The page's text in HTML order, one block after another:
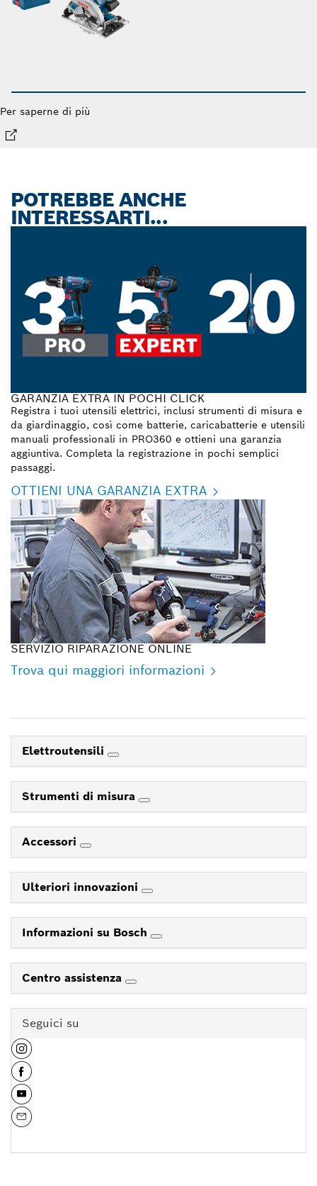
Per saperne di più
POTREBBE ANCHE
INTERESSARTI...
GARANZIA EXTRA IN POCHI CLICK
Registra i tuoi utensili elettrici, inclusi strumenti di misura e
da giardinaggio, così come batterie, caricabatterie e utensili
manuali professionali in PRO360 e ottieni una garanzia
aggiuntiva. Completa la registrazione in pochi semplici
passaggi.
OTTIENI UNA GARANZIA EXTRA
SERVIZIO RIPARAZIONE ONLINE
Trova qui maggiori informazioni
Elettroutensili
Strumenti di misura
Accessori
Ulteriori innovazioni
Informazioni su Bosch
Centro assistenza
Seguici su